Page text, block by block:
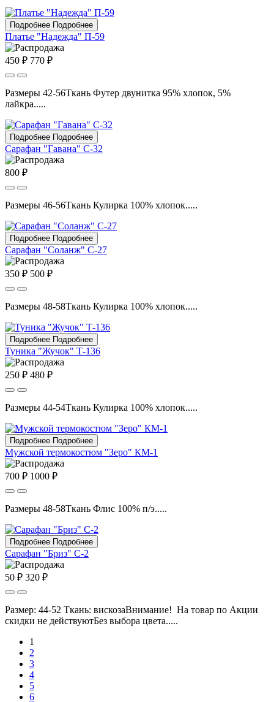
Подробнее Подробнее
Платье "Надежда" П-59
450 ₽ 770 ₽
Размеры 42-56Ткань Футер двунитка 95% хлопок, 5%
лайкра.....
Подробнее Подробнее
Сарафан "Гавана" С-32
800 ₽
Размеры 46-56Ткань Кулирка 100% хлопок.....
Подробнее Подробнее
Сарафан "Соланж" С-27
350 ₽ 500 ₽
Размеры 48-58Ткань Кулирка 100% хлопок.....
Подробнее Подробнее
Туника "Жучок" Т-136
250 ₽ 480 ₽
Размеры 44-54Ткань Кулирка 100% хлопок.....
Подробнее Подробнее
Мужской термокостюм "Зеро" КМ-1
700 ₽ 1000 ₽
Размеры 48-58Ткань Флис 100% п/э.....
Подробнее Подробнее
Сарафан "Бриз" С-2
50 ₽ 320 ₽
Размер: 44-52 Ткань: вискозаВнимание! На товар по Акции
скидки не действуютБез выбора цвета.....
1
2
3
4
5
6